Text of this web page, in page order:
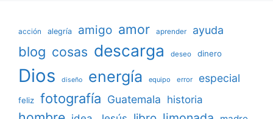
acción alegría amigo amor aprender ayuda
blog cosas descarga deseo dinero
Dios diseño energía equipo error especial
feliz fotografía Guatemala historia